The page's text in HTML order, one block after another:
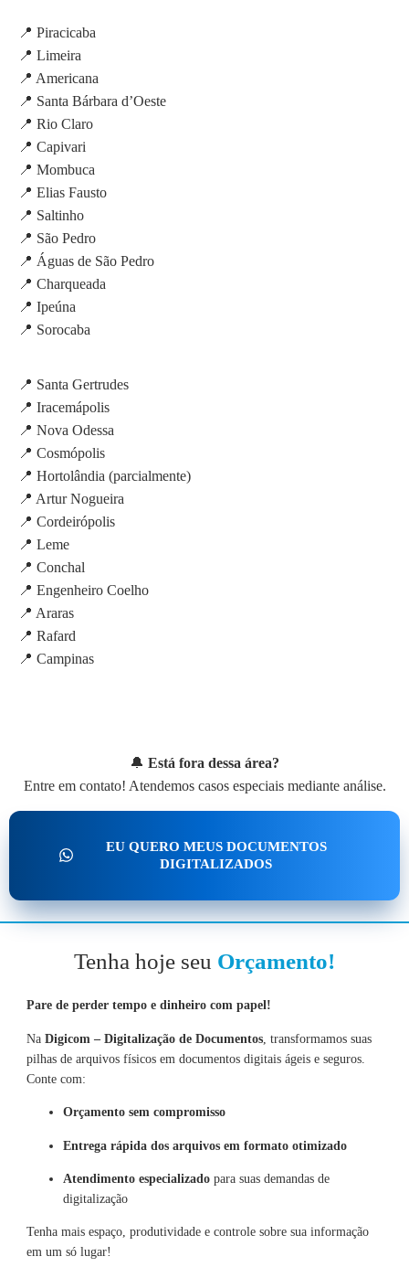
📍 Piracicaba
📍 Limeira
📍 Americana
📍 Santa Bárbara d’Oeste
📍 Rio Claro
📍 Capivari
📍 Mombuca
📍 Elias Fausto
📍 Saltinho
📍 São Pedro
📍 Águas de São Pedro
📍 Charqueada
📍 Ipeúna
📍 Sorocaba
📍 Santa Gertrudes
📍 Iracemápolis
📍 Nova Odessa
📍 Cosmópolis
📍 Hortolândia (parcialmente)
📍 Artur Nogueira
📍 Cordeirópolis
📍 Leme
📍 Conchal
📍 Engenheiro Coelho
📍 Araras
📍 Rafard
📍 Campinas
🔔 Está fora dessa área?
Entre em contato! Atendemos casos especiais mediante análise.
EU QUERO MEUS DOCUMENTOS
DIGITALIZADOS
Tenha hoje seu Orçamento!
Pare de perder tempo e dinheiro com papel!
Na Digicom – Digitalização de Documentos, transformamos suas
pilhas de arquivos físicos em documentos digitais ágeis e seguros.
Conte com:
Orçamento sem compromisso
Entrega rápida dos arquivos em formato otimizado
Atendimento especializadopara suas demandas de
digitalização
Tenha mais espaço, produtividade e controle sobre sua informação
em um só lugar!